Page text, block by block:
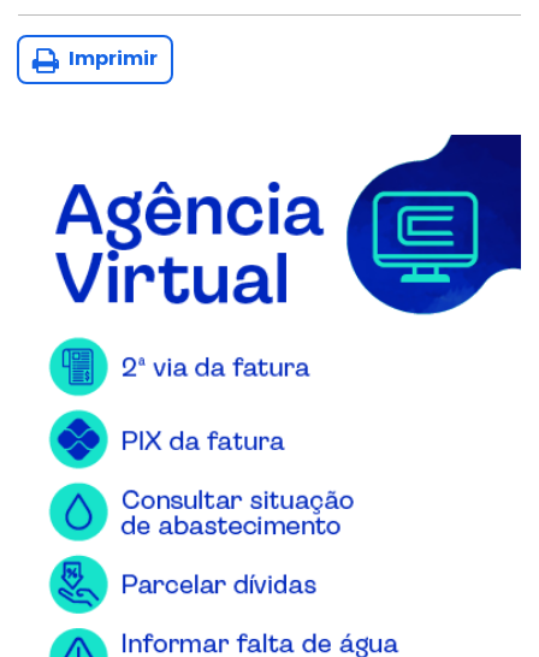
Imprimir